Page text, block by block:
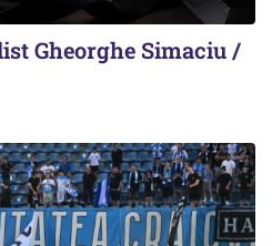
Gheorghe Simaciu /